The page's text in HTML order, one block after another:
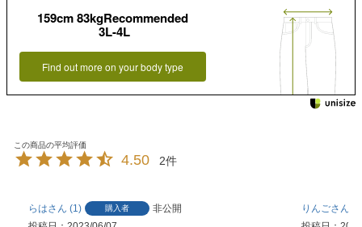
159cm 83kgRecommended
3L-4L
Find out more on your body type
4.50 2
らは 1 購入者
非公開
りんご